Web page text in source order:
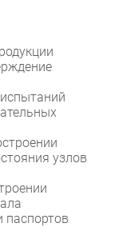
узлов
паспортов